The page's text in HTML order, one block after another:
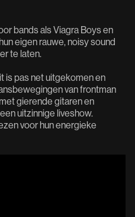
bands als Viagra Boys en
eigen rauwe, noisy sound
te laten.
is pas net uitgekomen en
van frontman
gierende gitaren en
uitzinnige liveshow.
voor hun energieke